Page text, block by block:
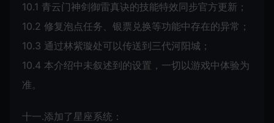
10.1 青云门神剑御雷真诀的技能特效同步官方更新；
10.2 修复泡点任务、银票兑换等功能中存在的异常；
10.3 通过林紫璇处可以传送到三代河阳城；
10.4 本介绍中未叙述到的设置，一切以游戏中体验为
准。
十一.添加了星座系统：